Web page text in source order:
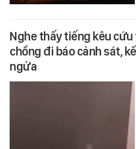
Nghe thấy tiếng kêu
chồng đi báo cảnh sát,
ngửa